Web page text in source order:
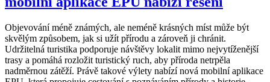
Objevování méně známých, ale neméně krásných míst může být
skvělým způsobem, jak si užít přírodu a zároveň ji chránit.
Udržitelná turistika podporuje návštěvy lokalit mimo nejvytíženější
trasy a pomáhá rozložit turistický ruch, aby příroda netrpěla
nadměrnou zátěží. Právě takové výlety nabízí nová mobilní aplikace